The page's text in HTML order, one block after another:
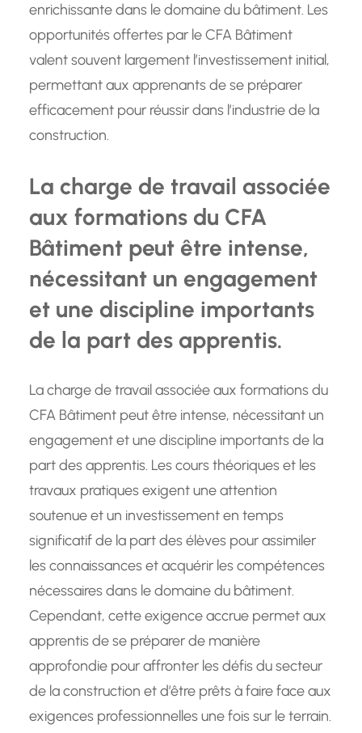
enrichissante dans le domaine du bâtiment. Les
opportunités offertes par le CFA Bâtiment
valent souvent largement l’investissement initial,
permettant aux apprenants de se préparer
efficacement pour réussir dans l’industrie de la
construction.
La charge de travail associée
aux formations du CFA
Bâtiment peut être intense,
nécessitant un engagement
et une discipline importants
de la part des apprentis.
La charge de travail associée aux formations du
CFA Bâtiment peut être intense, nécessitant un
engagement et une discipline importants de la
part des apprentis. Les cours théoriques et les
travaux pratiques exigent une attention
soutenue et un investissement en temps
significatif de la part des élèves pour assimiler
les connaissances et acquérir les compétences
nécessaires dans le domaine du bâtiment.
Cependant, cette exigence accrue permet aux
apprentis de se préparer de manière
approfondie pour affronter les défis du secteur
de la construction et d’être prêts à faire face aux
exigences professionnelles une fois sur le terrain.